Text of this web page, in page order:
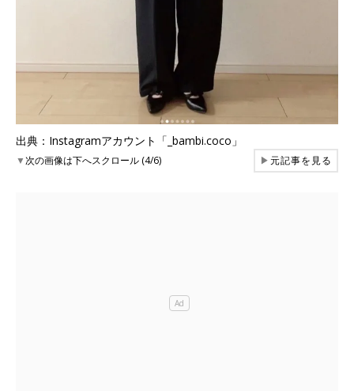
出典：Instagramアカウント「_bambi.coco」
▼次の画像は下へスクロール (4/6) ▶元記事を見る